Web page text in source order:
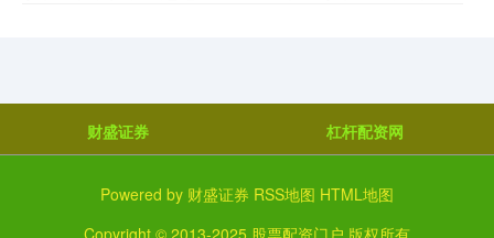
财盛证券 杠杆配资网
Powered by 财盛证券 RSS地图 HTML地图
Copyright © 2013-2025 股票配资门户 版权所有